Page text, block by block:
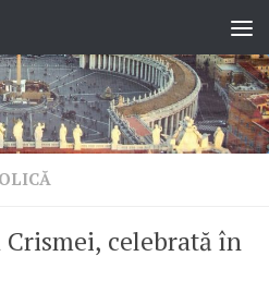
celebrată în